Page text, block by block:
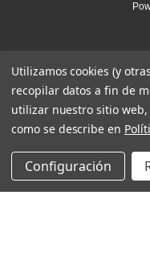
Utilizamos cookies (y
recopilar datos a fin de
utilizar nuestro sitio
como se describe en
Configuración